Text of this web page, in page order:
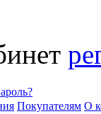
Покупателям О